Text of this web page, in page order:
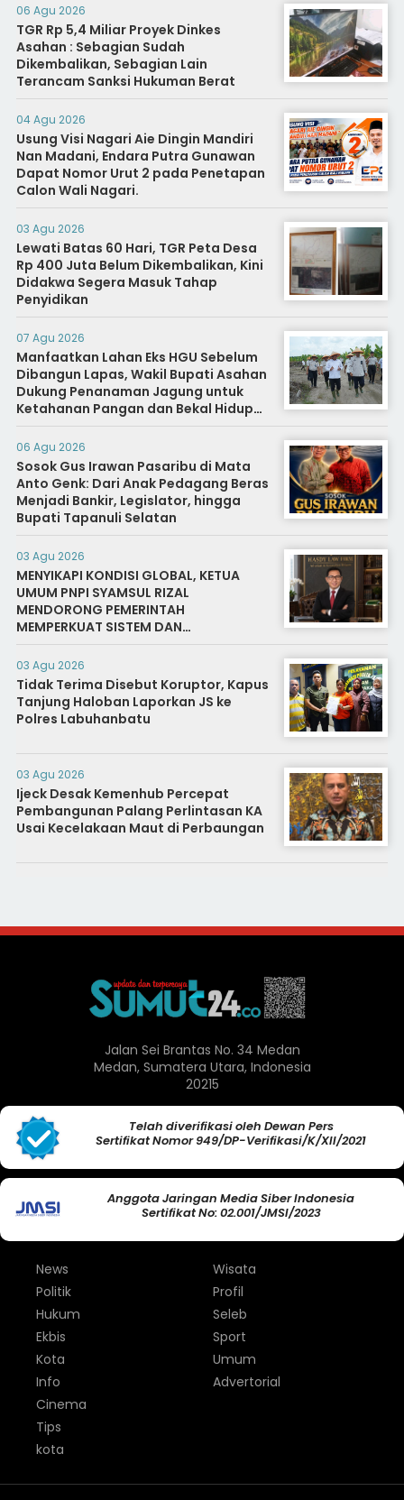
06 Agu 2026
TGR Rp 5,4 Miliar Proyek Dinkes
Asahan : Sebagian Sudah
Dikembalikan, Sebagian Lain
Terancam Sanksi Hukuman Berat
04 Agu 2026
Usung Visi Nagari Aie Dingin Mandiri
Nan Madani, Endara Putra Gunawan
Dapat Nomor Urut 2 pada Penetapan
Calon Wali Nagari.
03 Agu 2026
Lewati Batas 60 Hari, TGR Peta Desa
Rp 400 Juta Belum Dikembalikan, Kini
Didakwa Segera Masuk Tahap
Penyidikan
07 Agu 2026
Manfaatkan Lahan Eks HGU Sebelum
Dibangun Lapas, Wakil Bupati Asahan
Dukung Penanaman Jagung untuk
Ketahanan Pangan dan Bekal Hidup
Warga Binaan
06 Agu 2026
Sosok Gus Irawan Pasaribu di Mata
Anto Genk: Dari Anak Pedagang Beras
Menjadi Bankir, Legislator, hingga
Bupati Tapanuli Selatan
03 Agu 2026
MENYIKAPI KONDISI GLOBAL, KETUA
UMUM PNPI SYAMSUL RIZAL
MENDORONG PEMERINTAH
MEMPERKUAT SISTEM DAN
INFRASTRUKTUR INTELIJEN NEGARA
03 Agu 2026
Tidak Terima Disebut Koruptor, Kapus
Tanjung Haloban Laporkan JS ke
Polres Labuhanbatu
03 Agu 2026
Ijeck Desak Kemenhub Percepat
Pembangunan Palang Perlintasan KA
Usai Kecelakaan Maut di Perbaungan
Jalan Sei Brantas No. 34 Medan
Medan, Sumatera Utara, Indonesia
20215
Telah diverifikasi oleh Dewan Pers
Sertifikat Nomor 949/DP-Verifikasi/K/XII/2021
Anggota Jaringan Media Siber Indonesia
Sertifikat No: 02.001/JMSI/2023
News
Politik
Hukum
Ekbis
Kota
Info
Wisata
Profil
Seleb
Sport
Umum
Advertorial
Cinema
Tips
kota